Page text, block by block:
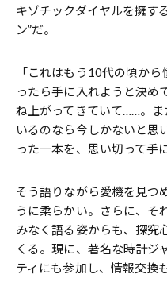
キゾチックダイヤルを擁す
ン”だ。
「これはもう10代の頃か
ったら手に入れようと決め
ね上がってきていて……。
いるのなら今しかないと思
った一本を、思い切って手
そう語りながら愛機を見つ
うに柔らかい。さらに、そ
みなく語る姿からも、探究
くる。現に、著名な時計ジ
ティにも参加し、情報交換